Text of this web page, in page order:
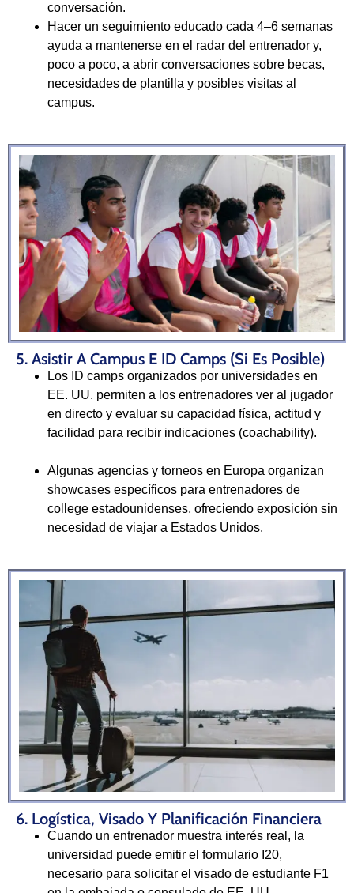
conversación.
Hacer un seguimiento educado cada 4–6 semanas
ayuda a mantenerse en el radar del entrenador y,
poco a poco, a abrir conversaciones sobre becas,
necesidades de plantilla y posibles visitas al
campus.
5. Asistir A Campus E ID Camps (si Es Posible)
Los ID camps organizados por universidades en
EE. UU. permiten a los entrenadores ver al jugador
en directo y evaluar su capacidad física, actitud y
facilidad para recibir indicaciones (coachability).
Algunas agencias y torneos en Europa organizan
showcases específicos para entrenadores de
college estadounidenses, ofreciendo exposición sin
necesidad de viajar a Estados Unidos.
6. Logística, Visado Y Planificación Financiera
Cuando un entrenador muestra interés real, la
universidad puede emitir el formulario I20,
necesario para solicitar el visado de estudiante F1